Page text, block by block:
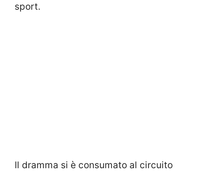
sport.
Il dramma si è consumato al circuito